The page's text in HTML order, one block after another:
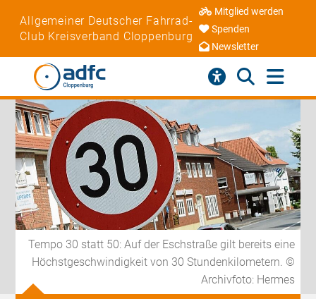
Allgemeiner Deutscher Fahrrad-
Club Kreisverband Cloppenburg
Mitglied werden
Spenden
Newsletter
Tempo 30 statt 50: Auf der Eschstraße gilt bereits eine
Höchstgeschwindigkeit von 30 Stundenkilometern. ©
Archivfoto: Hermes